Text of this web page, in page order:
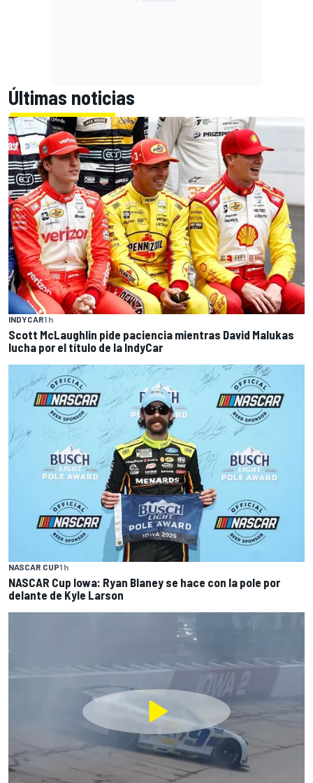
Últimas noticias
INDYCAR1 h
Scott McLaughlin pide paciencia mientras David Malukas
lucha por el título de la IndyCar
NASCAR CUP1 h
NASCAR Cup Iowa: Ryan Blaney se hace con la pole por
delante de Kyle Larson